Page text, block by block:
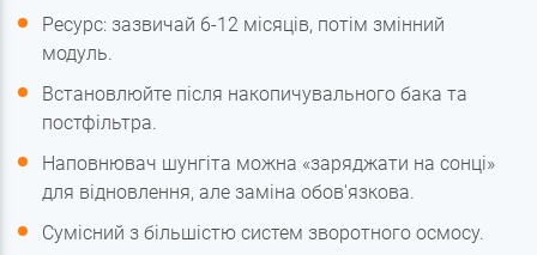
Ресурс: зазвичай 6-12 місяців, потім змінний
модуль.
Встановлюйте після накопичувального бака та
постфільтра.
Наповнювач шунгіта можна «заряджати на сонці»
для відновлення, але заміна обов'язкова.
Сумісний з більшістю систем зворотного осмосу.